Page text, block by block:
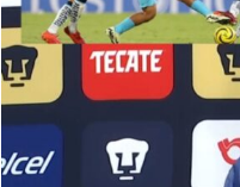
partido
de
la
Peruana?